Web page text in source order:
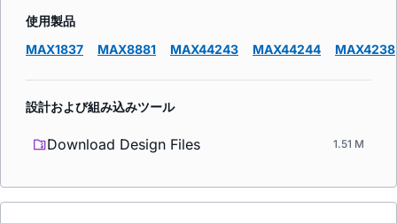
使用製品
MAX1837
MAX8881 MAX44243 MAX44244 MAX4238
設計および組み込みツール
Download Design Files 1.51 M